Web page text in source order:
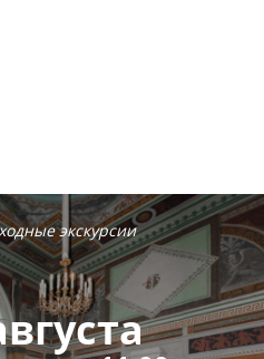
экскурсии